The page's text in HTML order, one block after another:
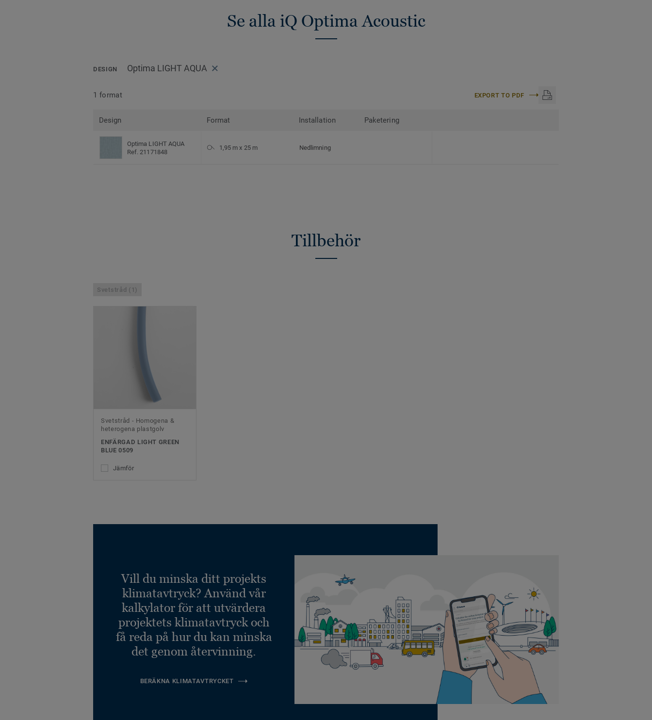
Se alla iQ Optima Acoustic
DESIGN Optima LIGHT AQUA
1 format EXPORT TO PDF
Design Format Installation Paketering
Optima LIGHT AQUA
Ref. 21171848
1,95 m x 25 m Nedlimning
Tillbehör
Svetstråd (1)
Svetstråd - Homogena &
heterogena plastgolv
ENFÄRGAD LIGHT GREEN
BLUE 0509
Jämför
Vill du minska ditt projekts
klimatavtryck? Använd vår
kalkylator för att utvärdera
projektets klimatavtryck och
få reda på hur du kan minska
det genom återvinning.
BERÄKNA KLIMATAVTRYCKET